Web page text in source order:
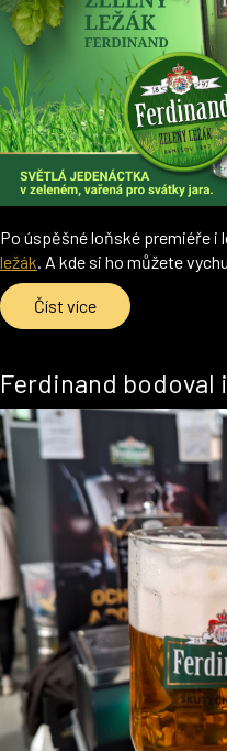
Po úspěšné loňské premiéře i
ležák. A kde si ho můžete
Číst více
Ferdinand bodoval